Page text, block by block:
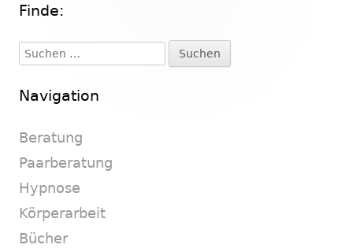
Haupt-
Seitenleiste
Finde:
Suchen
nach:
Navigation
Beratung
Paarberatung
Hypnose
Körperarbeit
Bücher